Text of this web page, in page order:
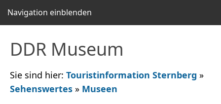
Navigation einblenden
DDR Museum
Sie sind hier: Touristinformation Sternberg »
Sehenswertes » Museen